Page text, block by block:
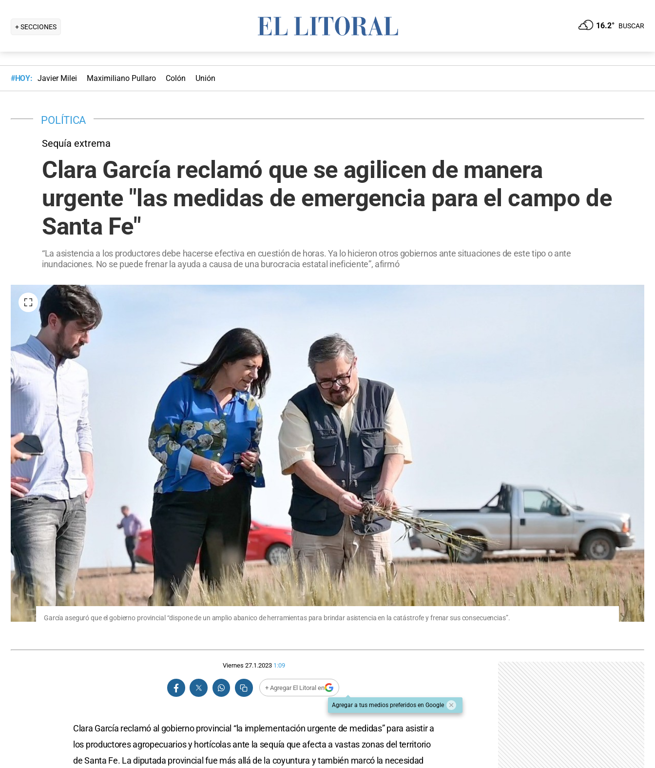
+ SECCIONES 16.2° BUSCAR
#HOY: Javier Milei Maximiliano Pullaro Colón Unión
POLÍTICA
Sequía extrema
Clara García reclamó que se agilicen de manera
urgente "las medidas de emergencia para el campo de
Santa Fe"
“La asistencia a los productores debe hacerse efectiva en cuestión de horas. Ya lo hicieron otros gobiernos ante situaciones de este tipo o ante
inundaciones. No se puede frenar la ayuda a causa de una burocracia estatal ineficiente”, afirmó
García aseguró que el gobierno provincial “dispone de un amplio abanico de herramientas para brindar asistencia en la catástrofe y frenar sus consecuencias”.
Viernes 27.1.2023 1:09
+ Agregar El Litoral en
Agregar a tus medios preferidos en Google
Clara García reclamó al gobierno provincial “la implementación urgente de medidas” para asistir a
los productores agropecuarios y hortícolas ante la sequía que afecta a vastas zonas del territorio
de Santa Fe. La diputada provincial fue más allá de la coyuntura y también marcó la necesidad